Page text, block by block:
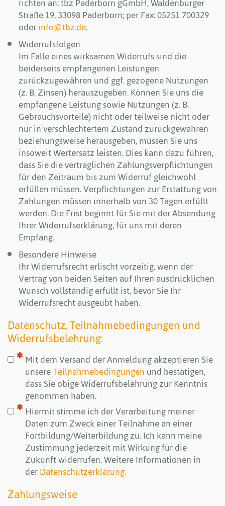
Straße 19, 33098 Paderborn; per Fax: 05251 700329
oderinfo@tbz.de.
Widerrufsfolgen
Im Falle eines wirksamen Widerrufs sind die
beiderseits empfangenen Leistungen
zurückzugewähren und ggf. gezogene Nutzungen
(z. B. Zinsen) herauszugeben. Können Sie uns die
empfangene Leistung sowie Nutzungen (z. B.
Gebrauchsvorteile) nicht oder teilweise nicht oder
nur in verschlechtertem Zustand zurückgewähren
beziehungsweise herausgeben, müssen Sie uns
insoweit Wertersatz leisten. Dies kann dazu führen,
dass Sie die vertraglichen Zahlungsverpflichtungen
für den Zeitraum bis zum Widerruf gleichwohl
erfüllen müssen. Verpflichtungen zur Erstattung von
Zahlungen müssen innerhalb von 30 Tagen erfüllt
werden. Die Frist beginnt für Sie mit der Absendung
Ihrer Widerrufserklärung, für uns mit deren
Empfang.
Besondere Hinweise
Ihr Widerrufsrecht erlischt vorzeitig, wenn der
Vertrag von beiden Seiten auf Ihren ausdrücklichen
Wunsch vollständig erfüllt ist, bevor Sie Ihr
Widerrufsrecht ausgeübt haben.
Datenschutz, Teilnahmebedingungen und
Widerrufsbelehrung:
Mit dem Versand der Anmeldung akzeptieren Sie
unsereTeilnahmebedingungenund bestätigen,
dass Sie obige Widerrufsbelehrung zur Kenntnis
genommen haben.
Hiermit stimme ich der Verarbeitung meiner
Daten zum Zweck einer Teilnahme an einer
Fortbildung/Weiterbildung zu. Ich kann meine
Zustimmung jederzeit mit Wirkung für die
Zukunft widerrufen. Weitere Informationen in
derDatenschutzerklärung.
Zahlungsweise